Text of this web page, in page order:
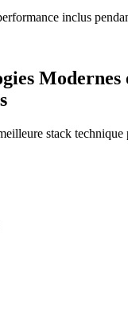
inclus
Modernes
stack